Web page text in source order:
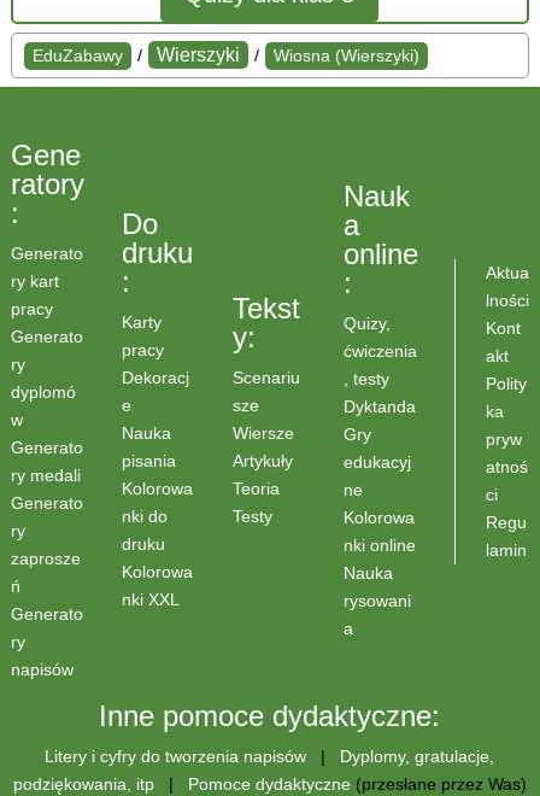
EduZabawy / Wierszyki / Wiosna (Wierszyki)
Gene
ratory
:
Generato
ry kart
pracy
Generato
ry
dyplomó
w
Generato
ry medali
Generato
ry
zaprosze
ń
Generato
ry
napisów
Do
druku
:
Karty
pracy
Dekoracj
e
Nauka
pisania
Kolorowa
nki do
druku
Kolorowa
nki XXL
Tekst
y:
Scenariu
sze
Wiersze
Artykuły
Teoria
Testy
Nauk
a
online
:
Quizy,
ćwiczenia
, testy
Dyktanda
Gry
edukacyj
ne
Kolorowa
nki online
Nauka
rysowani
a
Aktua
lności
Kont
akt
Polity
ka
pryw
atnoś
ci
Regu
lamin
Inne pomoce dydaktyczne:
Litery i cyfry do tworzenia napisów | Dyplomy, gratulacje,
podziękowania, itp| Pomoce dydaktyczne (przesłane przez Was)